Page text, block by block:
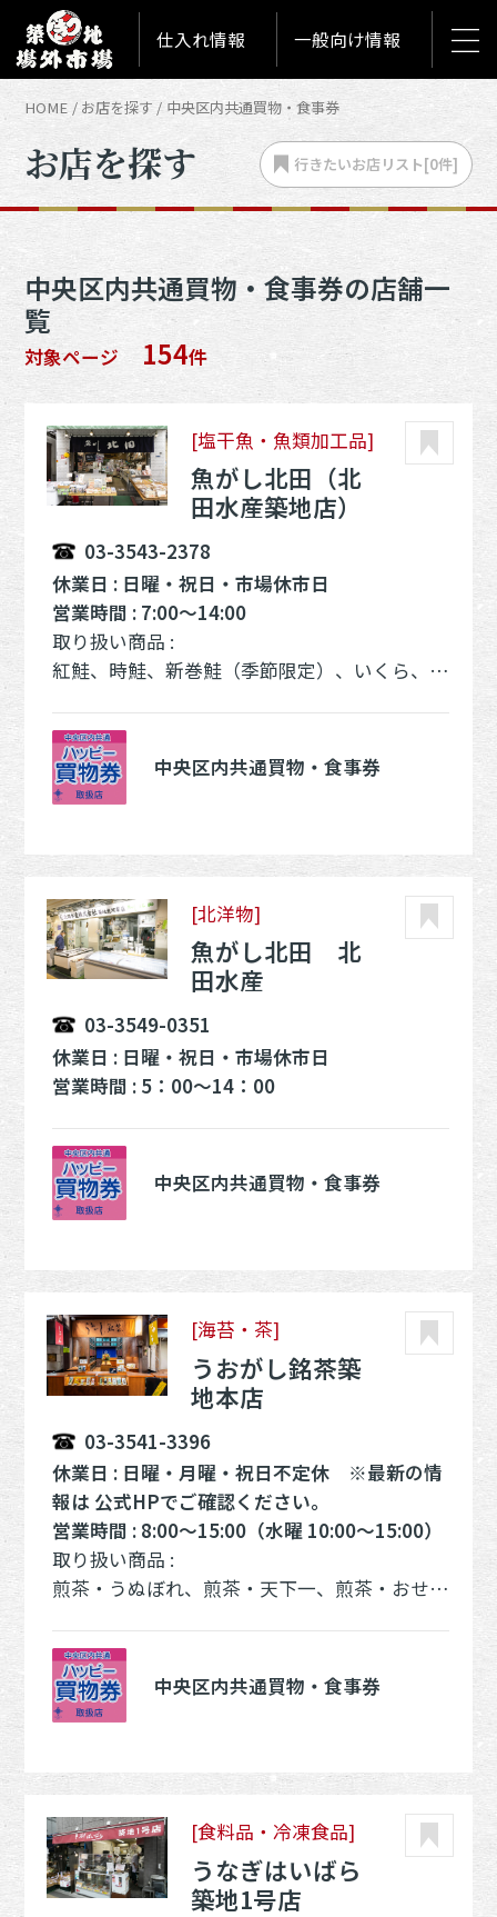
仕入れ情報 一般向け情報
HOME お店を探す 中央区内共通買物・食事券
お店を探す 行きたいお店リスト[0件]
中央区内共通買物・食事券の店舗一
覧
対象ページ 154件
[塩干魚・魚類加工品]
魚がし北田（北
田水産築地店）
03-3543-2378
休業日 : 日曜・祝日・市場休市日
営業時間 : 7:00～14:00
取り扱い商品 :
紅鮭、時鮭、新巻鮭（季節限定）、いくら、たらこ、数の子、筋子（秋子）、西京漬、粕漬、干物、塩辛、しめ鯖、タタキ、乾燥珍味、うなぎ、煮魚、焼魚、その他
中央区内共通買物・食事券
[北洋物]
魚がし北田 北
田水産
03-3549-0351
休業日 : 日曜・祝日・市場休市日
営業時間 : 5：00～14：00
中央区内共通買物・食事券
[海苔・茶]
うおがし銘茶築
地本店
03-3541-3396
休業日 : 日曜・月曜・祝日不定休 ※最新の情
報は 公式HPでご確認ください。
営業時間 : 8:00～15:00（水曜 10:00～15:00）
取り扱い商品 :
煎茶・うぬぼれ、煎茶・天下一、煎茶・おせっかい、煎茶・しゃん、煎茶・にゅう、業務用・魚がし煎茶、業務用・魚がし番茶、業務用・魚がし粉茶、業務用・魚がし玄米茶、業務用・魚がしほうじ茶
中央区内共通買物・食事券
[食料品・冷凍食品]
うなぎはいばら
築地1号店